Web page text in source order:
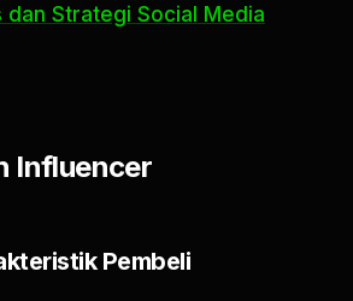
dan Strategi Social Media
Influencer
Pembeli